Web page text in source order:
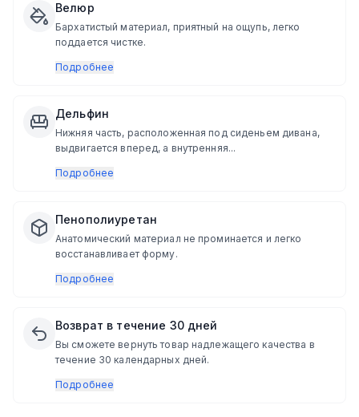
Велюр
Бархатистый материал, приятный на ощупь, легко
поддается чистке.
Подробнее
Дельфин
Нижняя часть, расположенная под сиденьем дивана,
выдвигается вперед, а внутренняя...
Подробнее
Пенополиуретан
Анатомический материал не проминается и легко
восстанавливает форму.
Подробнее
Возврат в течение 30 дней
Вы сможете вернуть товар надлежащего качества в
течение 30 календарных дней.
Подробнее